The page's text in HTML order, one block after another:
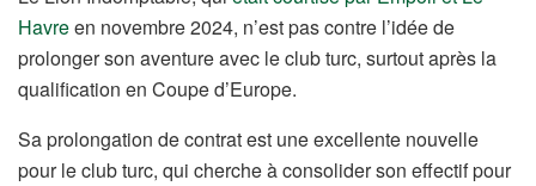
Havreen novembre 2024, n’est pas contre l’idée de
prolonger son aventure avec le club turc, surtout après la
qualification en Coupe d’Europe.
Sa prolongation de contrat est une excellente nouvelle
pour le club turc, qui cherche à consolider son effectif pour